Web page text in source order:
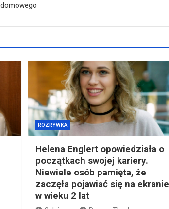
domowego
ROZRYWKA
Helena Englert opowiedziała o
początkach swojej kariery.
Niewiele osób pamięta, że
zaczęła pojawiać się na ekranie
w wieku 2 lat